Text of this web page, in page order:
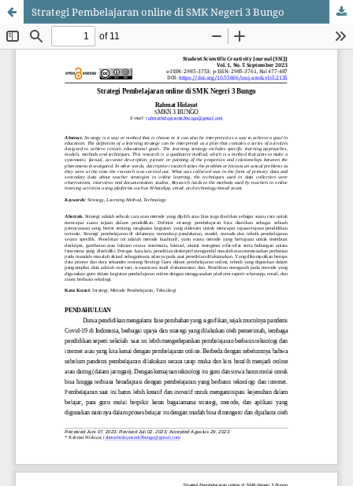
Strategi Pembelajaran online di SMK Negeri 3 Bungo